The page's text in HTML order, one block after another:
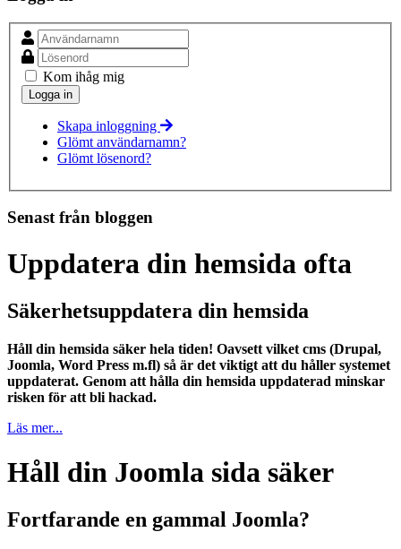
Kom ihåg mig
Skapa inloggning
Glömt användarnamn?
Glömt lösenord?
Senast från bloggen
Uppdatera din hemsida ofta
Säkerhetsuppdatera din hemsida
Håll din hemsida säker hela tiden! Oavsett vilket cms (Drupal,
Joomla, Word Press m.fl) så är det viktigt att du håller systemet
uppdaterat. Genom att hålla din hemsida uppdaterad minskar
risken för att bli hackad.
Läs mer...
Håll din Joomla sida säker
Fortfarande en gammal Joomla?